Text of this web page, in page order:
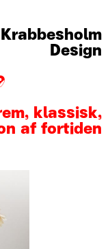
Krabbesholm
Design
klassisk,
af fortiden